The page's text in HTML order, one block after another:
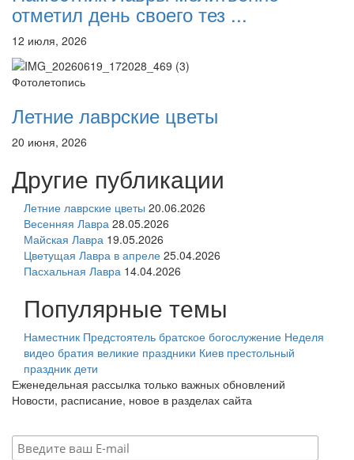
отметил день своего тез ...
12 июля, 2026
Фотолетопись
Летние лаврские цветы
20 июня, 2026
Другие публикации
Летние лаврские цветы 20.06.2026
Весенняя Лавра 28.05.2026
Майская Лавра 19.05.2026
Цветущая Лавра в апреле 25.04.2026
Пасхальная Лавра 14.04.2026
Популярные темы
Наместник Предстоятель братское богослужение Неделя
видео братия великие праздники Киев престольный
праздник дети
Еженедельная рассылка только важных обновлений
Новости, расписание, новое в разделах сайта